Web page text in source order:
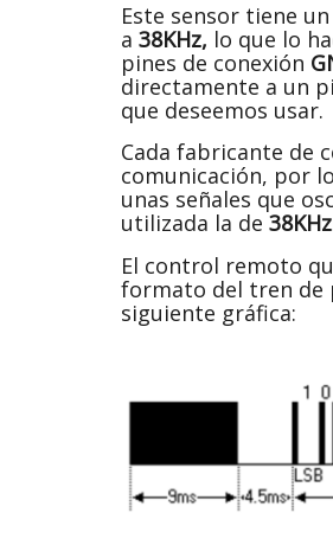
Este sensor tiene
a 38KHz, lo que lo
pines de conexión
directamente a un
que deseemos usar.
Cada fabricante de
comunicación, por
unas señales que
utilizada la de 38KHz
El control remoto
formato del tren de
siguiente gráfica: